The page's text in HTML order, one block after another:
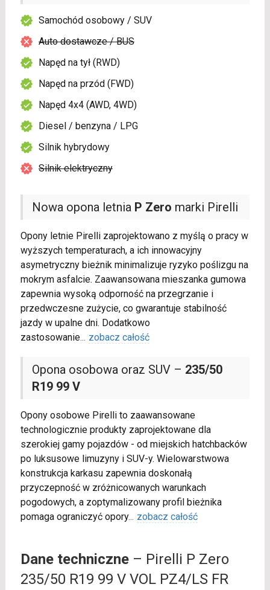
Nowa opona letnia P Zero marki Pirelli
Opony letnie Pirelli zaprojektowano z myślą o pracy w
wyższych temperaturach, a ich innowacyjny
asymetryczny bieżnik minimalizuje ryzyko poślizgu na
mokrym asfalcie. Zaawansowana mieszanka gumowa
zapewnia wysoką odporność na przegrzanie i
przedwczesne zużycie, co gwarantuje stabilność
jazdy w upalne dni. Dodatkowo
zastosowanie... zobacz całość
Opona osobowa oraz SUV – 235/50
R19 99 V
Opony osobowe Pirelli to zaawansowane
technologicznie produkty zaprojektowane dla
szerokiej gamy pojazdów - od miejskich hatchbacków
po luksusowe limuzyny i SUV-y. Wielowarstwowa
konstrukcja karkasu zapewnia doskonałą
przyczepność w zróżnicowanych warunkach
pogodowych, a zoptymalizowany profil bieżnika
pomaga ograniczyć opory... zobacz całość
Samochód osobowy / SUV
Auto dostawcze / BUS
Napęd na tył (RWD)
Napęd na przód (FWD)
Napęd 4x4 (AWD, 4WD)
Diesel / benzyna / LPG
Silnik hybrydowy
Silnik elektryczny
Dane techniczne– Pirelli P Zero
235/50 R19 99 V VOL PZ4/LS FR